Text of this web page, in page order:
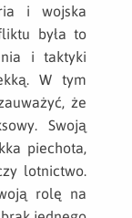
i wojska
była to
i taktyki
W tym
że
Swoją
piechota,
lotnictwo.
rolę na